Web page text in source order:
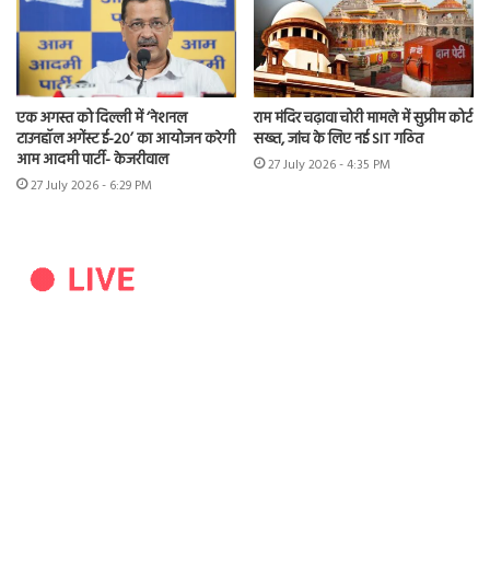
एक अगस्त को दिल्ली में ‘नेशनल
टाउनहॉल अगेंस्ट ई-20’ का आयोजन करेगी
आम आदमी पार्टी- केजरीवाल
27 July 2026 - 6:29 PM
राम मंदिर चढ़ावा चोरी मामले में सुप्रीम कोर्ट
सख्त, जांच के लिए नई SIT गठित
27 July 2026 - 4:35 PM